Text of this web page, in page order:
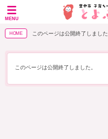
MENU
HOME このページは公開終了しました
このページは公開終了しました。